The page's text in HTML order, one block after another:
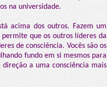
na universidade.
acima dos outros. Fazem um
que os outros líderes da
de consciência. Vocês são os
fundo em si mesmos para
a uma consciência mais